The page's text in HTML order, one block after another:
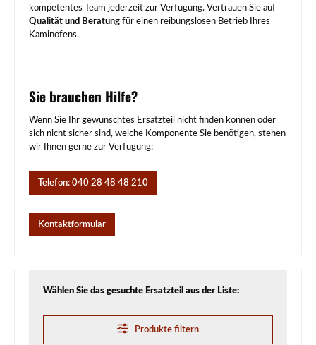
kompetentes Team jederzeit zur Verfügung. Vertrauen Sie auf
Qualität und Beratung für einen reibungslosen Betrieb Ihres
Kaminofens.
Sie brauchen Hilfe?
Wenn Sie Ihr gewünschtes Ersatzteil nicht finden können oder
sich nicht sicher sind, welche Komponente Sie benötigen, stehen
wir Ihnen gerne zur Verfügung:
Telefon: 040 28 48 48 210
Kontaktformular
Wählen Sie das gesuchte Ersatzteil aus der Liste:
Produkte filtern